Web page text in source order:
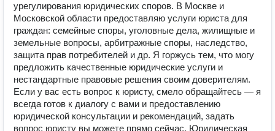
урегулирования юридических споров. В Москве и
Московской области предоставляю услуги юриста для
граждан: семейные споры, уголовные дела, жилищные и
земельные вопросы, арбитражные споры, наследство,
защита прав потребителей и др. Я горжусь тем, что могу
предложить качественные юридические услуги и
нестандартные правовые решения своим доверителям.
Если у вас есть вопрос к юристу, смело обращайтесь — я
всегда готов к диалогу с вами и предоставлению
юридической консультации и рекомендаций, задать
вопрос юристу вы можете прямо сейчас. Юридическая